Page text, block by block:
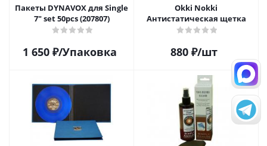
Пакеты DYNAVOX для Single
7" set 50pcs (207807)
1 650₽/Упаковка
Okki Nokki
Антистатическая щетка
880 ₽/шт